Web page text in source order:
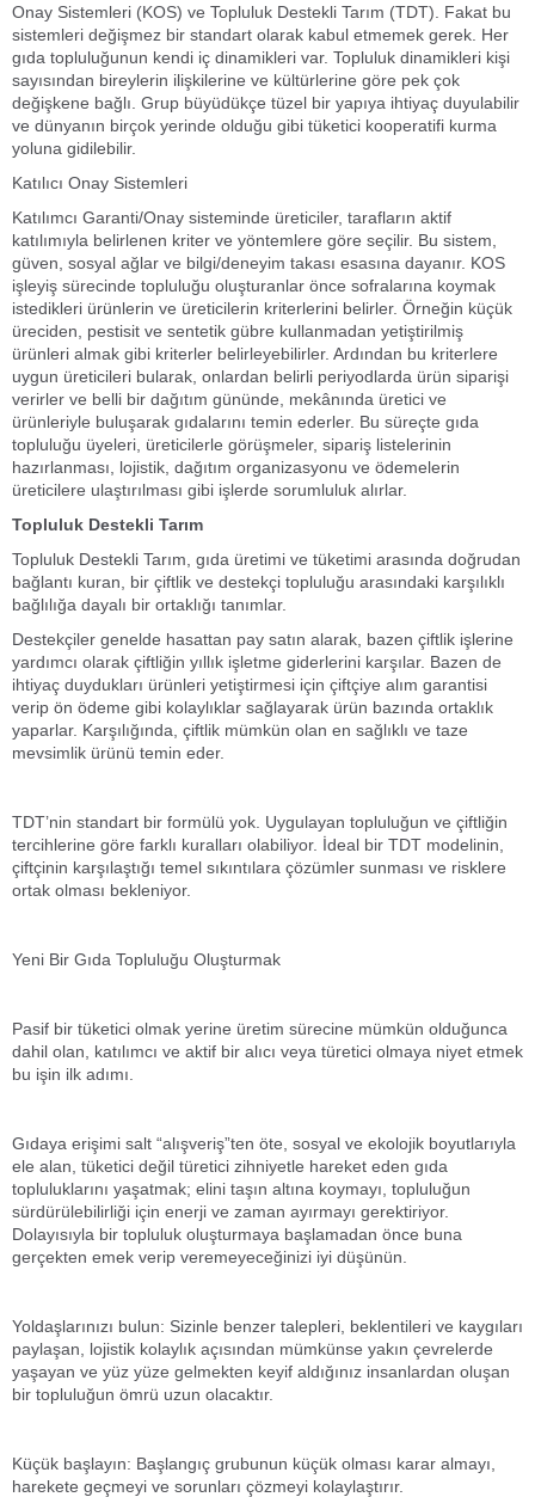
Onay Sistemleri (KOS) ve Topluluk Destekli Tarım (TDT). Fakat bu
sistemleri değişmez bir standart olarak kabul etmemek gerek. Her
gıda topluluğunun kendi iç dinamikleri var. Topluluk dinamikleri kişi
sayısından bireylerin ilişkilerine ve kültürlerine göre pek çok
değişkene bağlı. Grup büyüdükçe tüzel bir yapıya ihtiyaç duyulabilir
ve dünyanın birçok yerinde olduğu gibi tüketici kooperatifi kurma
yoluna gidilebilir.
Katılıcı Onay Sistemleri
Katılımcı Garanti/Onay sisteminde üreticiler, tarafların aktif
katılımıyla belirlenen kriter ve yöntemlere göre seçilir. Bu sistem,
güven, sosyal ağlar ve bilgi/deneyim takası esasına dayanır. KOS
işleyiş sürecinde topluluğu oluşturanlar önce sofralarına koymak
istedikleri ürünlerin ve üreticilerin kriterlerini belirler. Örneğin küçük
üreciden, pestisit ve sentetik gübre kullanmadan yetiştirilmiş
ürünleri almak gibi kriterler belirleyebilirler. Ardından bu kriterlere
uygun üreticileri bularak, onlardan belirli periyodlarda ürün siparişi
verirler ve belli bir dağıtım gününde, mekânında üretici ve
ürünleriyle buluşarak gıdalarını temin ederler. Bu süreçte gıda
topluluğu üyeleri, üreticilerle görüşmeler, sipariş listelerinin
hazırlanması, lojistik, dağıtım organizasyonu ve ödemelerin
üreticilere ulaştırılması gibi işlerde sorumluluk alırlar.
Topluluk Destekli Tarım
Topluluk Destekli Tarım, gıda üretimi ve tüketimi arasında doğrudan
bağlantı kuran, bir çiftlik ve destekçi topluluğu arasındaki karşılıklı
bağlılığa dayalı bir ortaklığı tanımlar.
Destekçiler genelde hasattan pay satın alarak, bazen çiftlik işlerine
yardımcı olarak çiftliğin yıllık işletme giderlerini karşılar. Bazen de
ihtiyaç duydukları ürünleri yetiştirmesi için çiftçiye alım garantisi
verip ön ödeme gibi kolaylıklar sağlayarak ürün bazında ortaklık
yaparlar. Karşılığında, çiftlik mümkün olan en sağlıklı ve taze
mevsimlik ürünü temin eder.
TDT’nin standart bir formülü yok. Uygulayan topluluğun ve çiftliğin
tercihlerine göre farklı kuralları olabiliyor. İdeal bir TDT modelinin,
çiftçinin karşılaştığı temel sıkıntılara çözümler sunması ve risklere
ortak olması bekleniyor.
Yeni Bir Gıda Topluluğu Oluşturmak
Pasif bir tüketici olmak yerine üretim sürecine mümkün olduğunca
dahil olan, katılımcı ve aktif bir alıcı veya türetici olmaya niyet etmek
bu işin ilk adımı.
Gıdaya erişimi salt “alışveriş”ten öte, sosyal ve ekolojik boyutlarıyla
ele alan, tüketici değil türetici zihniyetle hareket eden gıda
topluluklarını yaşatmak; elini taşın altına koymayı, topluluğun
sürdürülebilirliği için enerji ve zaman ayırmayı gerektiriyor.
Dolayısıyla bir topluluk oluşturmaya başlamadan önce buna
gerçekten emek verip veremeyeceğinizi iyi düşünün.
Yoldaşlarınızı bulun: Sizinle benzer talepleri, beklentileri ve kaygıları
paylaşan, lojistik kolaylık açısından mümkünse yakın çevrelerde
yaşayan ve yüz yüze gelmekten keyif aldığınız insanlardan oluşan
bir topluluğun ömrü uzun olacaktır.
Küçük başlayın: Başlangıç grubunun küçük olması karar almayı,
harekete geçmeyi ve sorunları çözmeyi kolaylaştırır.